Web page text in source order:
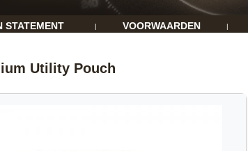
STATEMENT | VOORWAARDEN |
Utility Pouch